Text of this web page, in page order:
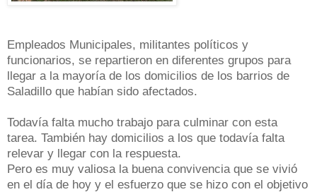
Empleados Municipales, militantes políticos y
funcionarios, se repartieron en diferentes grupos para
llegar a la mayoría de los domicilios de los barrios de
Saladillo que habían sido afectados.
Todavía falta mucho trabajo para culminar con esta
tarea. También hay domicilios a los que todavía falta
relevar y llegar con la respuesta.
Pero es muy valiosa la buena convivencia que se vivió
en el día de hoy y el esfuerzo que se hizo con el objetivo